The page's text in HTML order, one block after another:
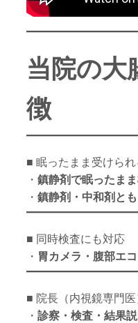
当院の大
徴
■ 眠ったまま受けら
・鎮静剤で眠ったま
・鎮静剤・中和剤と
■ 同時検査にも対応
・ 胃カメラ・腹部エ
■ 院長（内視鏡専門
・診察・検査・結果